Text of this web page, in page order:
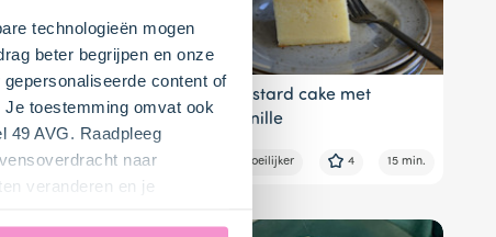
technologieën mogen
beter begrijpen en onze
content of
toestemming omvat ook
49 AVG. Raadpleeg
naar
veranderen en je
3 20 min.
Custard cake met
vanille
Moeilijker 4 15 min.